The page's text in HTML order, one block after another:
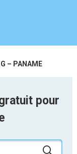
– PANAME
pour